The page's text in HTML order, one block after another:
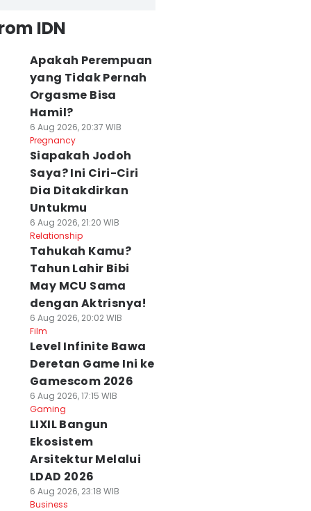
IDN
Apakah Perempuan
yang Tidak Pernah
Orgasme Bisa
Hamil?
6 Aug 2026, 20:37 WIB
Pregnancy
Siapakah Jodoh
Saya? Ini Ciri-Ciri
Dia Ditakdirkan
Untukmu
6 Aug 2026, 21:20 WIB
Relationship
Tahukah Kamu?
Tahun Lahir Bibi
May MCU Sama
dengan Aktrisnya!
6 Aug 2026, 20:02 WIB
Film
Level Infinite Bawa
Deretan Game Ini ke
Gamescom 2026
6 Aug 2026, 17:15 WIB
Gaming
LIXIL Bangun
Ekosistem
Arsitektur Melalui
LDAD 2026
6 Aug 2026, 23:18 WIB
Business